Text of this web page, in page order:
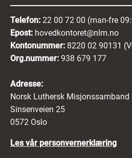
Telefon: 22 00 72 00 (man-fre
Epost: hovedkontoret@nlm.no
Kontonummer: 8220 02 90131
Org.nummer: 938 679 177
Adresse:
Norsk Luthersk Misjonssamband
Sinsenveien 25
0572 Oslo
Les vår personvernerklæring